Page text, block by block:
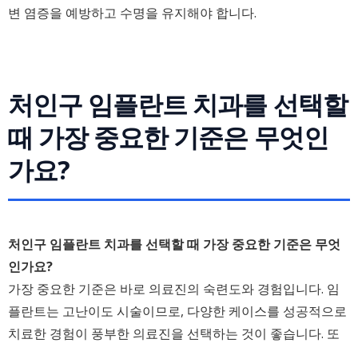
변 염증을 예방하고 수명을 유지해야 합니다.
처인구 임플란트 치과를 선택할
때 가장 중요한 기준은 무엇인
가요?
처인구 임플란트 치과를 선택할 때 가장 중요한 기준은 무엇
인가요?
가장 중요한 기준은 바로 의료진의 숙련도와 경험입니다. 임
플란트는 고난이도 시술이므로, 다양한 케이스를 성공적으로
치료한 경험이 풍부한 의료진을 선택하는 것이 좋습니다. 또